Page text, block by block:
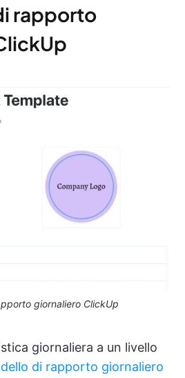
rapporto
giornaliero ClickUp
giornaliera a un livello
di rapporto giornaliero